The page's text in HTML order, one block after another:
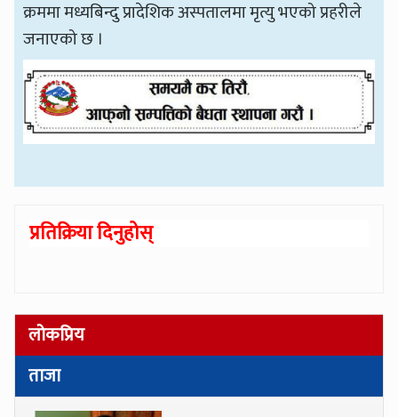
क्रममा मध्यबिन्दु प्रादेशिक अस्पतालमा मृत्यु भएको प्रहरीले
जनाएको छ ।
प्रतिक्रिया दिनुहोस्
लोकप्रिय
ताजा